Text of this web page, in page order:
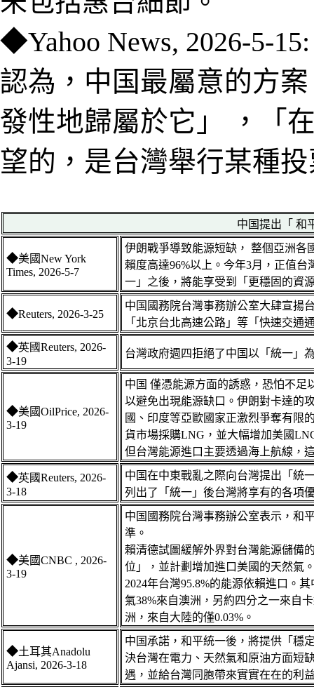
◆Yahoo News, 2026-5-
認為，中国最屬意的方
發性地歸屬於它」 ，「
望的，是台灣舉行某種
中 国提出「 和
◆美國New York
Times, 2026-5-7
伊朗戰爭導致能源短缺， 整個亞洲各
賴度高達96%以上 。 今年3月，正值台
一」之後，將能享受到「更穩固的資
◆Reuters, 2026-3-25
中国 國務院台灣事務辦公室大肆宣揚
「北京台北高速公路」等「快速交通
◆英國Reuters, 2026-
3-19
台灣政府週四拒絕了中国以「統一」
◆美國OilPrice, 2026-
3-19
中 国 僅憑能源方面的誘惑，恐怕不
以避免出現能源缺口。伊朗對卡達的
國、印度等亞歐國家正激烈爭奪有限
貨市場採購LNG，並大幅增加美國
但台灣能源進口主要透過海上航線，
◆英國Reuters, 2026-
3-18
中 国在中東戰亂之際向台灣提出「統
列出了「統一」後台灣將享有的各項
◆美國CNBC , 2026-
3-19
中 国 國務院台灣事務辦公室表示，和
準。
賴清德試圖緩解外界對台灣能源儲備
位」，並計劃增加進口美國的天然氣
2024年台灣95.8%的能源依賴進口。
氣38%來自澳洲，另約四分之一來自
洲，來自大陸的僅0.03%。
◆土耳其Anadolu
Ajansi, 2026-3-18
中 国 承諾，和平統一後，將提供「穩
決台灣在電力、天然氣和原油方面短
遇，並給台灣同胞帶來實實在在的利